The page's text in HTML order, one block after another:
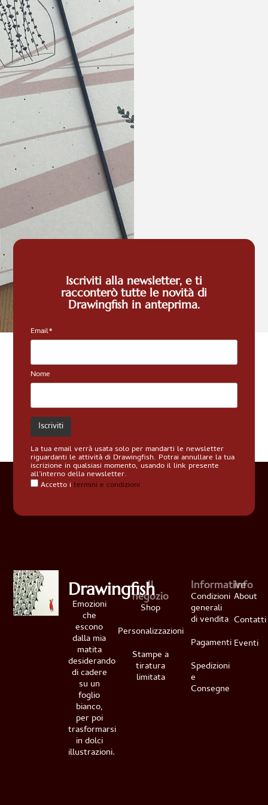
Iscriviti alla newsletter, e ti
racconterò tutte le novità di
Drawingfish in anteprima.
Email*
Nome
La tua email verrà usata solo per mandarti le newsletter
riguardanti le attività di Drawingfish. Potrai annullare la tua
iscrizione in qualsiasi momento, usando il link presente
all’interno della newsletter.
Accetto itermini e condizioni
Drawingfish
Emozioni
che
escono
dalla mia
matita
desiderando
di cadere
su un
foglio
bianco,
per poi
trasformarsi
in dolci
illustrazioni.
Il
negozio
Shop
Personalizzazioni
Stampe a
tiratura
limitata
Informative
Condizioni
generali
di vendita
Pagamenti
Spedizioni
e
Consegne
Info
About
Contatti
Eventi